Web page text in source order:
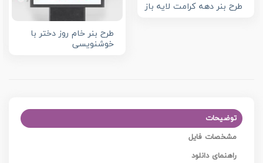
طرح بنر دهه کرامت لایه باز
طرح بنر خام روز دختر با
خوشنویسی
توضیحات
مشخصات فایل
راهنمای دانلود